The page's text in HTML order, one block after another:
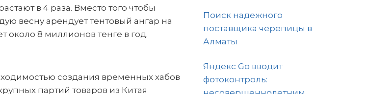
в 4 раза. Вместо того чтобы
весну арендует тентовый ангар на
около 8 миллионов тенге в год.
создания временных хабов
партий товаров из Китая
Поиск надежного
поставщика черепицы в
Алматы
Яндекс Go вводит
фотоконтроль: